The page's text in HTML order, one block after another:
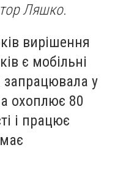
Ляшко.
вирішення
є мобільні
запрацювала у
охоплює 80
і працює